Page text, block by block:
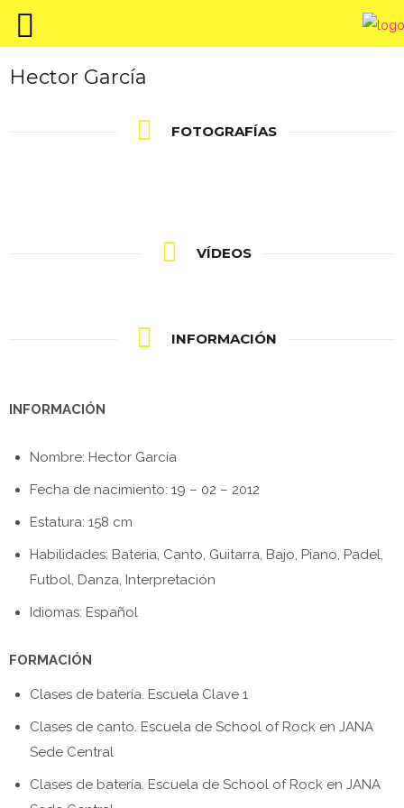
Hector García
FOTOGRAFÍAS
VÍDEOS
INFORMACIÓN
INFORMACIÓN
Nombre: Hector García
Fecha de nacimiento: 19 – 02 – 2012
Estatura: 158 cm
Habilidades: Bateria, Canto, Guitarra, Bajo, Piano, Padel,
Futbol, Danza, Interpretación
Idiomas: Español
FORMACIÓN
Clases de batería. Escuela Clave 1
Clases de canto. Escuela de School of Rock en JANA
Sede Central
Clases de batería. Escuela de School of Rock en JANA